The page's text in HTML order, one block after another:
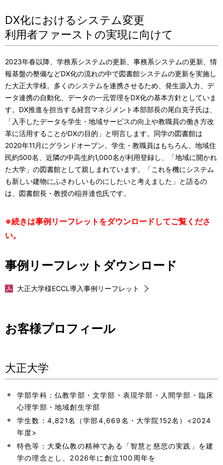
DX化におけるシステム変更
利用者ファーストの実現に向けて
2023年春以降、学務系システムの更新、事務系システムの更新、情
報基盤の整備などDX化の流れの中で図書館システムの更新を実施し
た大正大学様。多くのシステムを連携させるため、発生源入力、デ
ータ連携の自動化、データの一元管理をDX化の基本方針としていま
す。DX推進を担当する経営マネジメント本部部長の尾白克子氏は、
「入手したデータを学生・地域サービスの向上や教職員の働き方改
革に活用することがDXの目的」と明言します。同学の図書館は
2020年11月にグランドオープン。学生・教職員はもちろん、地域住
民約500名、近隣の中高生約1,000名が利用登録し、「地域に開かれ
た大学」の図書館として親しまれています。「これを機にシステム
も新しい建物にふさわしいものにしたいと考えました」と語るの
は、図書館長・教授の稲井達也氏です。
※続きは事例リーフレットをダウンロードしてご覧くださ
い。
事例リーフレットダウンロード
大正大学様ECCL導入事例リーフレット
お客様プロフィール
大正大学
学部学科：仏教学部・文学部・表現学部・人間学部・臨床
心理学部・地域創生学部
学生数：4,821名（学部4,669名・大学院152名）<2024
年度>
特色等：大乗仏教の精神である「智慧と慈悲の実践」を建
学の理念とし、2026年に創立100周年を